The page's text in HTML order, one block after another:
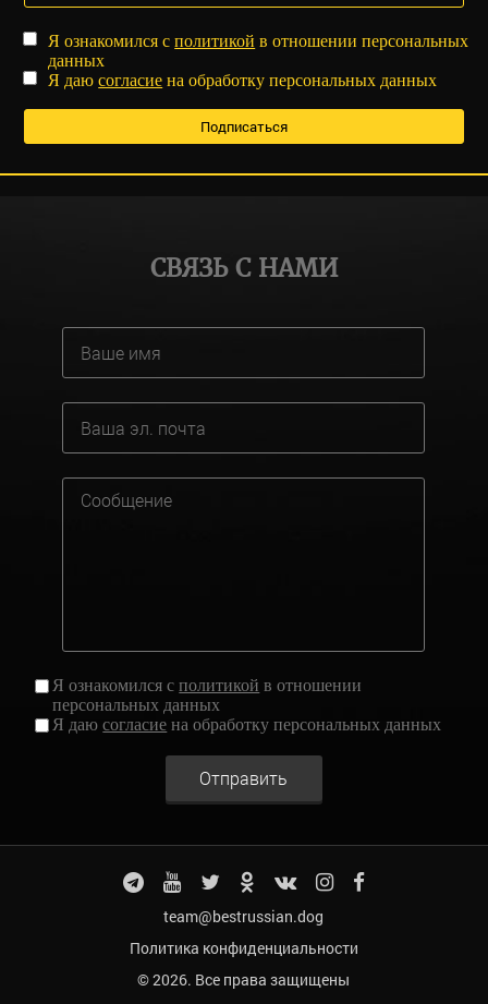
Я ознакомился сполитикой в отношении персональных
данных
Я даюсогласие на обработку персональных данных
СВЯЗЬ С НАМИ
Я ознакомился сполитикой в отношении
персональных данных
Я даюсогласие на обработку персональных данных
Отправить
team@bestrussian.dog
Политика конфиденциальности
© 2026. Все права защищены